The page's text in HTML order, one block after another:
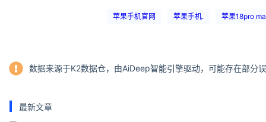
苹果手机官网 苹果手机. 苹果18pro
数据来源于K2数据仓，由AiDeep智能引擎驱动，可能存在部分
最新文章